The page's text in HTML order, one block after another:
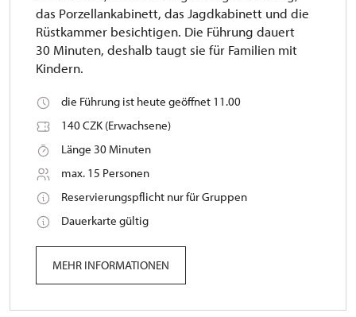
das Porzellankabinett, das Jagdkabinett und die
Rüstkammer besichtigen. Die Führung dauert
30 Minuten, deshalb taugt sie für Familien mit
Kindern.
die Führung ist heute geöffnet 11.00
140 CZK (Erwachsene)
Länge 30 Minuten
max. 15 Personen
Reservierungspflicht nur für Gruppen
Dauerkarte gültig
MEHR INFORMATIONEN